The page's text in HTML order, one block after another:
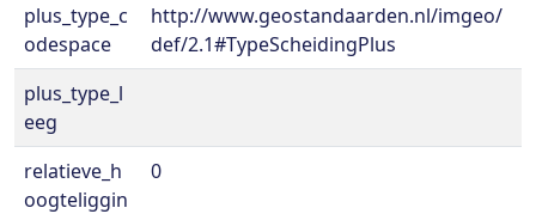
plus_type_c
odespace
http://www.geostandaarden.nl/imgeo/
def/2.1#TypeScheidingPlus
plus_type_l
eeg
relatieve_h
oogteliggin
0